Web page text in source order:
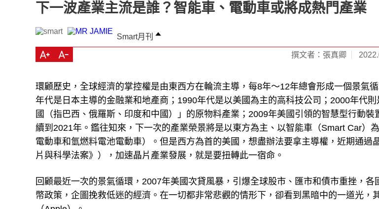
下一波產業主流是誰？智能車、電動車或將成熱門產業
Smart月刊
撰文者：張真卿
環顧歷史，全球經濟的掌控權是由東西方在輪流主導，每8年～12年總會形成一個景氣
年代是日本主導的金融業和地產商；1990年代是以美國為主的高科技公司；2000年代則
國（指巴西、俄羅斯、印度和中國）」的原物料產業；2009年美國引領的智慧型行動裝
續到2021年。鑑往知來，下一次的產業榮景將是以東方為主、以智能車（Smart Car）
電動車和氫燃料電池電動車）。但是西方為首的美國，想盡辦法要拿主導權，近期通過
片與科學法案》），加速晶片產業發展，就是要扭轉此一宿命。
回顧最近一次的景氣循環，2007年美國次貸風暴，引爆全球股市、匯市和債市重挫，各
幣政策，企圖挽救低迷的經濟。在一切都非常悲觀的情形下，卻看到黑暗中的一道光，